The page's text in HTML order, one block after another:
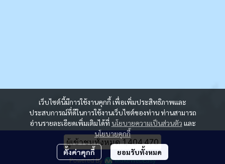
เว็บไซต์นี้มีการใช้งานคุกกี้ เพื่อเพิ่มประสิทธิภาพและ
ประสบการณ์ที่ดีในการใช้งานเว็บไซต์ของท่าน ท่านสามารถ
อ่านรายละเอียดเพิ่มเติมได้ที่ นโยบายความเป็นส่วนตัว และ
นโยบายคุกกี้
ตั้งค่าคุกกี้ ยอมรับทั้งหมด
ผู้เข้าชมวันนี้6,146
Powered By MakeWebEasy